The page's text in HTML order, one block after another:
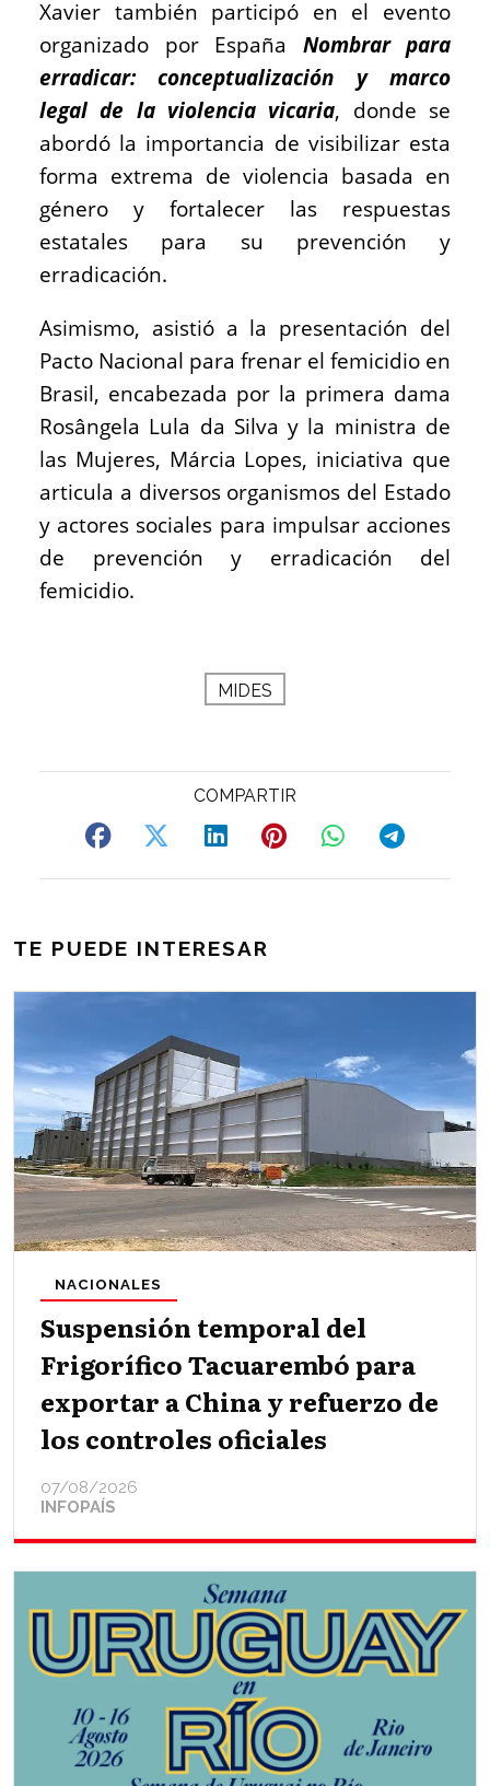
Xavier también participó en el evento
organizado por España Nombrar para
erradicar: conceptualización y marco
legal de la violencia vicaria, donde se
abordó la importancia de visibilizar esta
forma extrema de violencia basada en
género y fortalecer las respuestas
estatales para su prevención y
erradicación.
Asimismo, asistió a la presentación del
Pacto Nacional para frenar el femicidio en
Brasil, encabezada por la primera dama
Rosângela Lula da Silva y la ministra de
las Mujeres, Márcia Lopes, iniciativa que
articula a diversos organismos del Estado
y actores sociales para impulsar acciones
de prevención y erradicación del
femicidio.
MIDES
TE PUEDE INTERESAR
Suspensión temporal del
Frigorífico Tacuarembó para
exportar a China y refuerzo de
los controles oficiales
INFOPAÍS
NACIONALES
07/08/2026